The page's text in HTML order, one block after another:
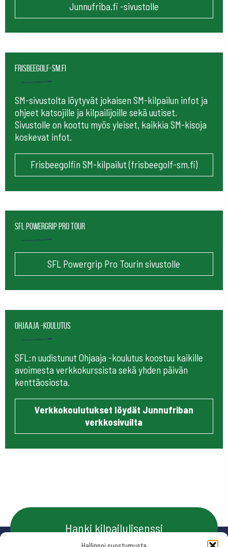
Junnufriba.fi -sivustolle
frisbeegolf-sm.fi
SM-sivustolta löytyvät jokaisen SM-kilpailun infot ja
ohjeet katsojille ja kilpailijoille sekä uutiset.
Sivustolle on koottu myös yleiset, kaikkia SM-kisoja
koskevat infot.
Frisbeegolfin SM-kilpailut (frisbeegolf-sm.fi)
SFL Powergrip Pro Tour
SFL Powergrip Pro Tourin sivustolle
Ohjaaja -koulutus
SFL:n uudistunut Ohjaaja -koulutus koostuu kaikille
avoimesta verkkokurssista sekä yhden päivän
kenttäosiosta.
Verkkokoulutukset löydät Junnufriban
verkkosivuilta
Hanki kilpailulisenssi